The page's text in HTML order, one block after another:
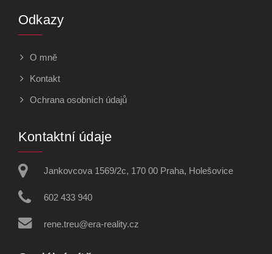
Odkazy
O mně
Kontakt
Ochrana osobních údajů
Kontaktní údaje
Jankovcova 1569/2c, 170 00 Praha, Holešovice
602 433 940
rene.treu@era-reality.cz